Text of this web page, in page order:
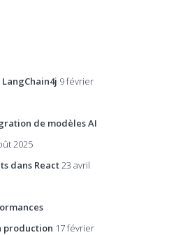
LangChain4j 9 février
de modèles AI
2025
dans React23 avril
production 17 février